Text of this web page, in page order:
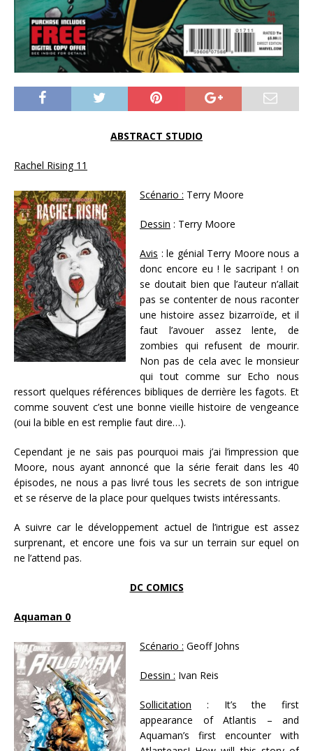
ABSTRACT STUDIO
Rachel Rising 11
Scénario : Terry Moore
Dessin : Terry Moore
Avis : le génial Terry Moore nous a
donc encore eu ! le sacripant ! on
se doutait bien que l’auteur n’allait
pas se contenter de nous raconter
une histoire assez bizarroïde, et il
faut l’avouer assez lente, de
zombies qui refusent de mourir.
Non pas de cela avec le monsieur
qui tout comme sur Echo nous
ressort quelques références bibliques de derrière les fagots. Et
comme souvent c’est une bonne vieille histoire de vengeance
(oui la bible en est remplie faut dire…).
Cependant je ne sais pas pourquoi mais j’ai l’impression que
Moore, nous ayant annoncé que la série ferait dans les 40
épisodes, ne nous a pas livré tous les secrets de son intrigue
et se réserve de la place pour quelques twists intéressants.
A suivre car le développement actuel de l’intrigue est assez
surprenant, et encore une fois va sur un terrain sur equel on
ne l’attend pas.
DC COMICS
Aquaman 0
Scénario : Geoff Johns
Dessin : Ivan Reis
Sollicitation : It’s the first
appearance of Atlantis – and
Aquaman’s first encounter with